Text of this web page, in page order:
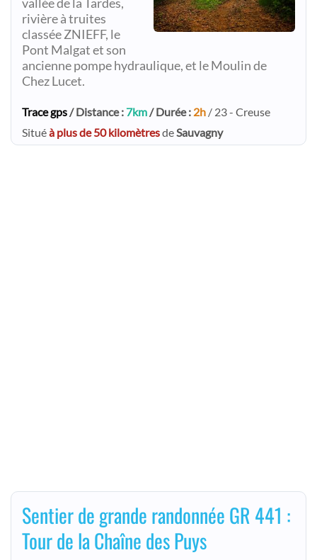
vallée de la Tardes,
rivière à truites
classée ZNIEFF, le
Pont Malgat et son
ancienne pompe hydraulique, et le Moulin de
Chez Lucet.
Trace gps/ Distance : 7km/ Durée : 2h / 23 - Creuse
Situéà plus de 50 kilomètresdeSauvagny
Sentier de grande randonnée GR 441 :
Tour de la Chaîne des Puys